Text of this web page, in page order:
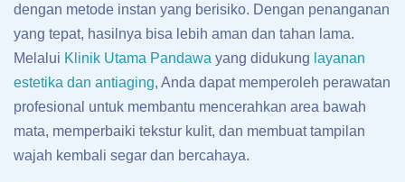
dengan metode instan yang berisiko. Dengan penanganan
yang tepat, hasilnya bisa lebih aman dan tahan lama.
Melalui Klinik Utama Pandawa yang didukung layanan
estetika dan antiaging, Anda dapat memperoleh perawatan
profesional untuk membantu mencerahkan area bawah
mata, memperbaiki tekstur kulit, dan membuat tampilan
wajah kembali segar dan bercahaya.